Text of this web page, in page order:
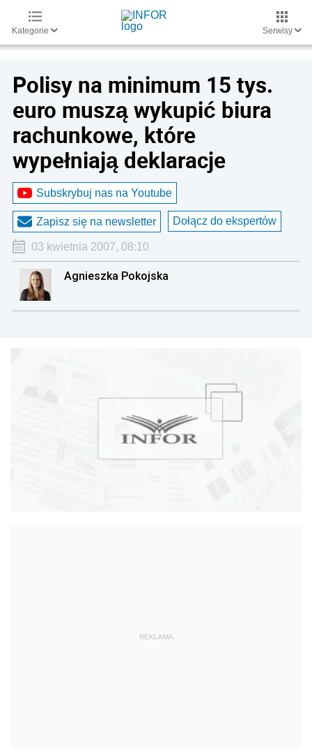
Kategorie Serwisy
Polisy na minimum 15 tys.
euro muszą wykupić biura
rachunkowe, które
wypełniają deklaracje
Subskrybuj nas na Youtube
Zapisz się na newsletter Dołącz do ekspertów
03 kwietnia 2007, 08:10
Agnieszka Pokojska